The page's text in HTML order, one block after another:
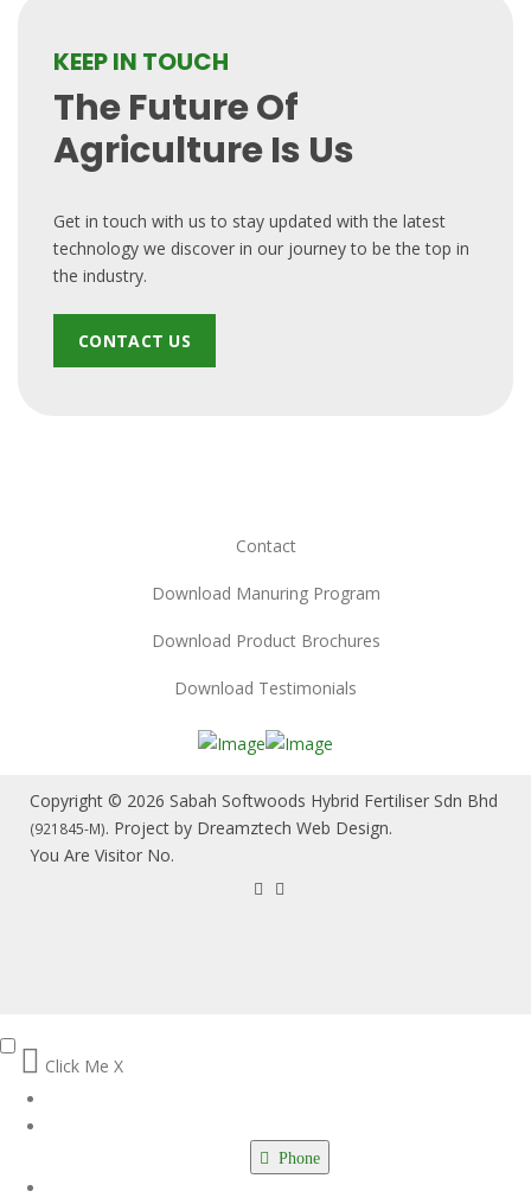
KEEP IN TOUCH
The Future Of
Agriculture Is Us
Get in touch with us to stay updated with the latest
technology we discover in our journey to be the top in
the industry.
CONTACT US
Contact
Download Manuring Program
Download Product Brochures
Download Testimonials
Copyright © 2026 Sabah Softwoods Hybrid Fertiliser Sdn Bhd
(921845-M). Project by Dreamztech Web Design.
You Are Visitor No.
Click Me X
Phone